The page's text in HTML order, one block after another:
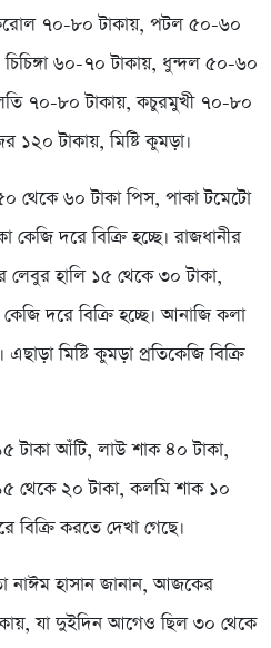
৭০-৮০ টাকায়, পটল ৫০-৬০
৬০-৭০ টাকায়, ধুন্দল ৫০-৬০
৭০-৮০ টাকায়, কচুরমুখী ৭০-৮০
১২০ টাকায়, মিষ্টি কুমড়া।
থেকে ৬০ টাকা পিস, পাকা টমেটো
দরে বিক্রি হচ্ছে। রাজধানীর
লেবুর হালি ১৫ থেকে ৩০ টাকা,
দরে বিক্রি হচ্ছে। আনাজি কলা
এছাড়া মিষ্টি কুমড়া প্রতিকেজি বিক্রি
টাকা আঁটি, লাউ শাক ৪০ টাকা,
থেকে ২০ টাকা, কলমি শাক ১০
বিক্রি করতে দেখা গেছে।
নাঈম হাসান জানান, আজকের
যা দুইদিন আগেও ছিল ৩০ থেকে